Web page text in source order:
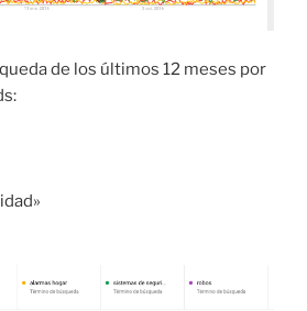
de los últimos 12 meses por